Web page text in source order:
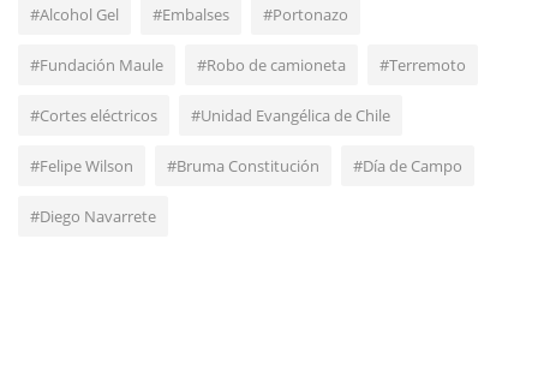
#Alcohol Gel #Embalses #Portonazo
#Fundación Maule #Robo de camioneta #Terremoto
#Cortes eléctricos #Unidad Evangélica de Chile
#Felipe Wilson #Bruma Constitución #Día de Campo
#Diego Navarrete